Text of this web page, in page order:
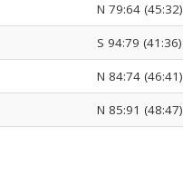
N 79:64 (45:32)
S 94:79 (41:36)
N 84:74 (46:41)
N 85:91 (48:47)